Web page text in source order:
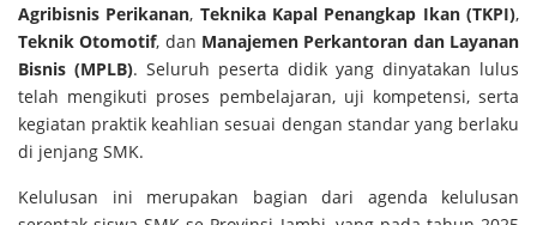
Agribisnis Perikanan, Teknika Kapal Penangkap Ikan (TKPI),
Teknik Otomotif, dan Manajemen Perkantoran dan Layanan
Bisnis (MPLB). Seluruh peserta didik yang dinyatakan lulus
telah mengikuti proses pembelajaran, uji kompetensi, serta
kegiatan praktik keahlian sesuai dengan standar yang berlaku
di jenjang SMK.
Kelulusan ini merupakan bagian dari agenda kelulusan